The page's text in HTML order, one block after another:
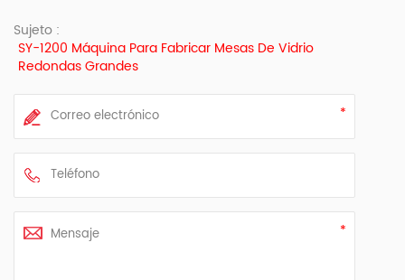
Sujeto :
SY-1200 Máquina Para Fabricar Mesas De Vidrio
Redondas Grandes